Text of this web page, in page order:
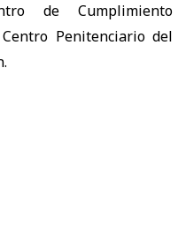
de Cumplimiento
Penitenciario del